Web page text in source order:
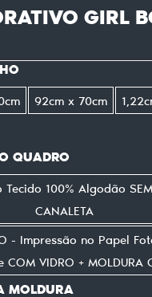
GIRL
92cm x 70cm
QUADRO
100% Algodão
CANALETA
- Impressão no Papel
VIDRO + MOLDURA
MOLDURA